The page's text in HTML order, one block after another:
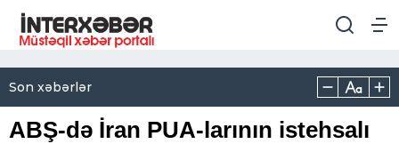
Son xəbərlər
ABŞ-də İran PUA-larının istehsalı